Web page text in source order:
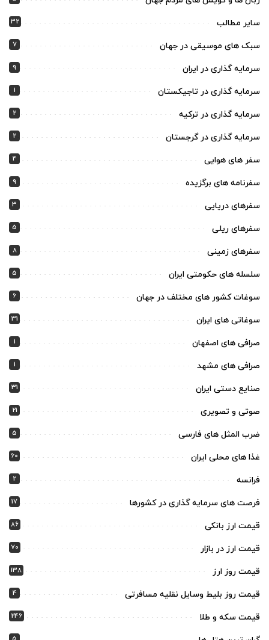
سایر مطالب 32
سبک های موسیقی در جهان 7
سرمایه گذاری در ایران 9
سرمایه گذاری در تاجیکستان 1
سرمایه گذاری در ترکیه 2
سرمایه گذاری در گرجستان 2
سفر های هوایی 4
سفرنامه های برگزیده 9
سفرهای دریایی 3
سفرهای ریلی 5
سفرهای زمینی 8
سلسله های حکومتی ایران 5
سوغات کشور های مختلف در جهان 6
سوغاتی های ایران 31
صرافی های اصفهان 1
صرافی های مشهد 1
صنایع دستی ایران 31
صوتی و تصویری 21
ضرب المثل های فارسی 5
غذا های محلی ایران 60
فرانسه 2
فرصت های سرمایه گذاری در کشورها 17
قیمت ارز بانکی 86
قیمت ارز در بازار 70
قیمت روز ارز 138
قیمت روز بلیط وسایل نقلیه مسافرتی 4
قیمت سکه و طلا 246